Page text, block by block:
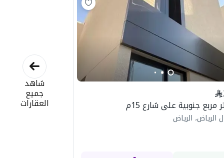
الرياض، الرياض
شاهد
جميع
العقارات